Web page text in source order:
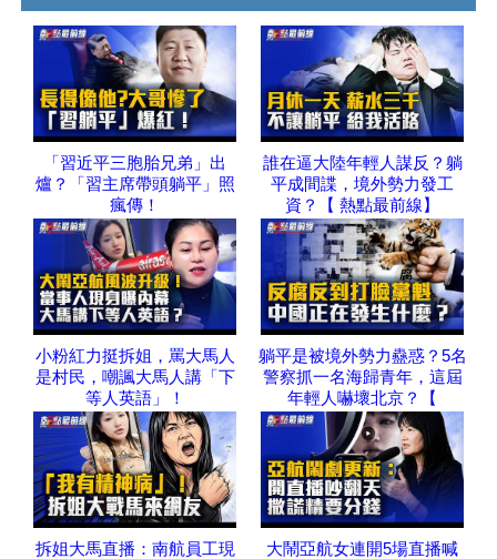
「習近平三胞胎兄弟」出
爐？「習主席帶頭躺平」照
瘋傳！
誰在逼大陸年輕人謀反？躺
平成間諜，境外勢力發工
資？【 熱點最前線】
小粉紅力挺拆姐，罵大馬人
是村民，嘲諷大馬人講「下
等人英語」！
躺平是被境外勢力蠱惑？5名
警察抓一名海歸青年，這屆
年輕人嚇壞北京？【
拆姐大馬直播：南航員工現
大鬧亞航女連開5場直播喊